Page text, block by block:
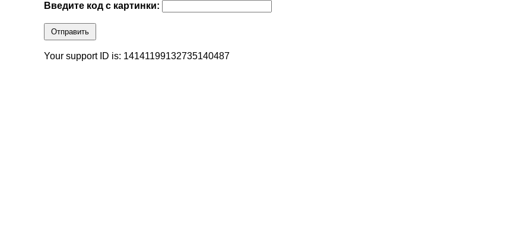
Введите код с картинки:
Отправить
Your support ID is: 14141199132735140487